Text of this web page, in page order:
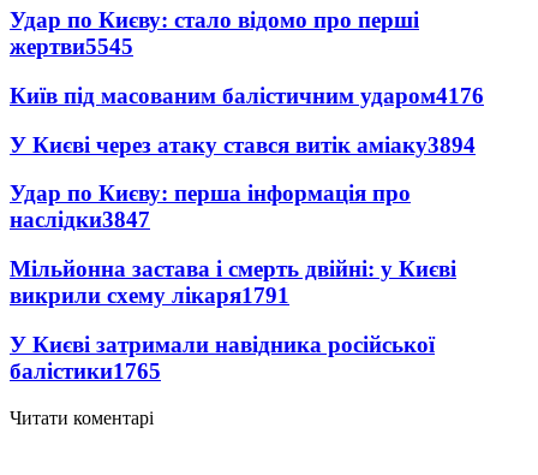
Удар по Києву: стало відомо про перші
жертви5545
Київ під масованим балістичним ударом4176
У Києві через атаку стався витік аміаку3894
Удар по Києву: перша інформація про
наслідки3847
Мільйонна застава і смерть двійні: у Києві
викрили схему лікаря1791
У Києві затримали навідника російської
балістики1765
Читати коментарі